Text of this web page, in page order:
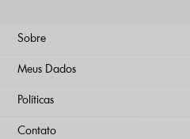
Sobre
Meus Dados
Políticas
Contato